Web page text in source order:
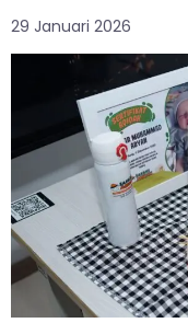
29 Januari 2026